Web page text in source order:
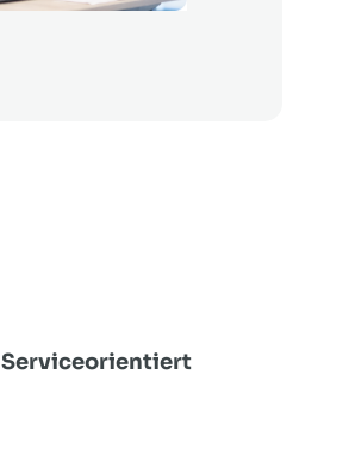
Serviceorientiert